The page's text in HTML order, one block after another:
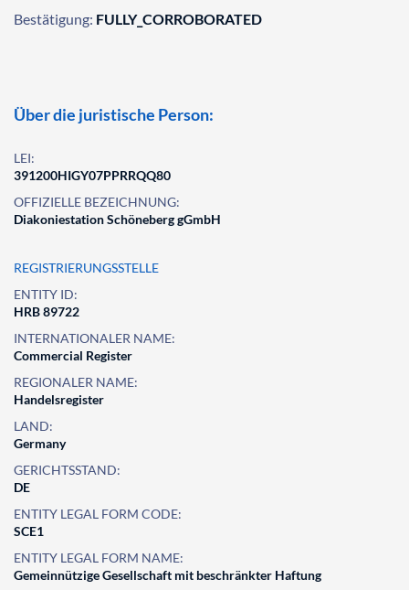
Bestätigung: FULLY_CORROBORATED
Über die juristische Person:
LEI:
391200HIGY07PPRRQQ80
OFFIZIELLE BEZEICHNUNG:
Diakoniestation Schöneberg gGmbH
REGISTRIERUNGSSTELLE
ENTITY ID:
HRB 89722
INTERNATIONALER NAME:
Commercial Register
REGIONALER NAME:
Handelsregister
LAND:
Germany
GERICHTSSTAND:
DE
ENTITY LEGAL FORM CODE:
SCE1
ENTITY LEGAL FORM NAME:
Gemeinnützige Gesellschaft mit beschränkter Haftung